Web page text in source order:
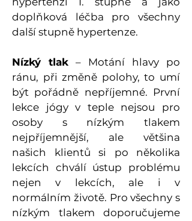
doplňková léčba pro všechny
další stupně hypertenze.
Nízký tlak – Motání hlavy po
ránu, při změně polohy, to umí
být pořádně nepříjemné. První
lekce jógy v teple nejsou pro
osoby s nízkým tlakem
nejpříjemnější, ale většina
našich klientů si po několika
lekcích chválí ústup problému
nejen v lekcích, ale i v
normálním životě. Pro všechny s
nízkým tlakem doporučujeme